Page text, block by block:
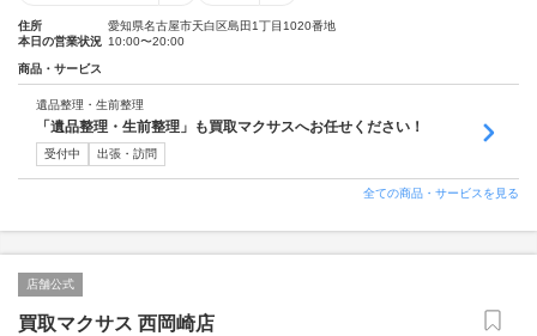
住所
愛知県名古屋市天白区島田1丁目1020番地
本日の営業状況 10:00〜20:00
商品・サービス
遺品整理・生前整理
「遺品整理・生前整理」も買取マクサスへお任せください！
受付中 出張・訪問
全ての商品・サービスを見る
店舗公式
買取マクサス 西岡崎店